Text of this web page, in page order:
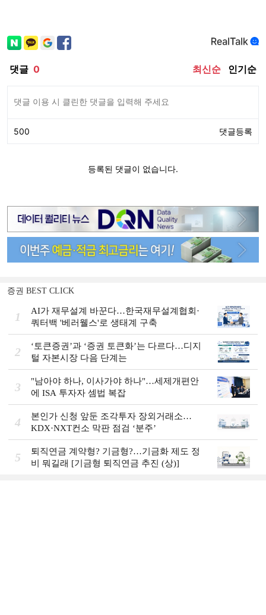
증권 BEST CLICK
1
AI가 재무설계 바꾼다…한국재무설계협회·
쿼터백 '베러웰스'로 생태계 구축
2
‘토큰증권’과 ‘증권 토큰화’는 다르다…디지
털 자본시장 다음 단계는
3
"남아야 하나, 이사가야 하나"…세제개편안
에 ISA 투자자 셈법 복잡
4
본인가 신청 앞둔 조각투자 장외거래소…
KDX·NXT컨소 막판 점검 ‘분주’
5
퇴직연금 계약형? 기금형?…기금화 제도 정
비 뭐길래 [기금형 퇴직연금 추진 (상)]